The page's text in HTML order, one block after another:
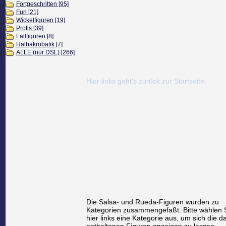
Fortgeschritten [95]
Fun [21]
Wickelfiguren [19]
Profis [39]
Fallfiguren [8]
Halbakrobatik [7]
ALLE (nur DSL) [266]
Hier links geht's zurück zur Startseite.
Die Salsa- und Rueda-Figuren wurden zu
Kategorien zusammengefaßt. Bitte wählen
hier links eine Kategorie aus, um sich die